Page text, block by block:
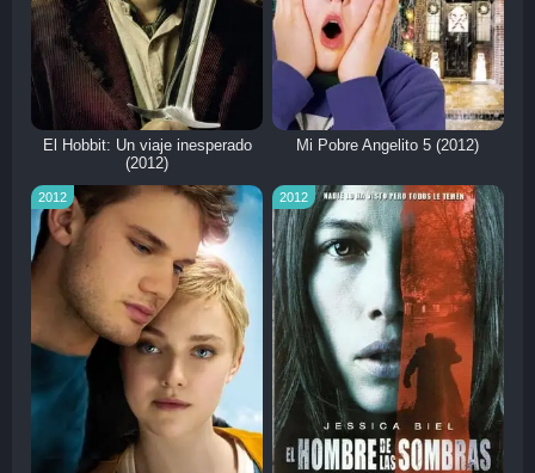
El Hobbit: Un viaje inesperado
(2012)
Mi Pobre Angelito 5 (2012)
2012 2012